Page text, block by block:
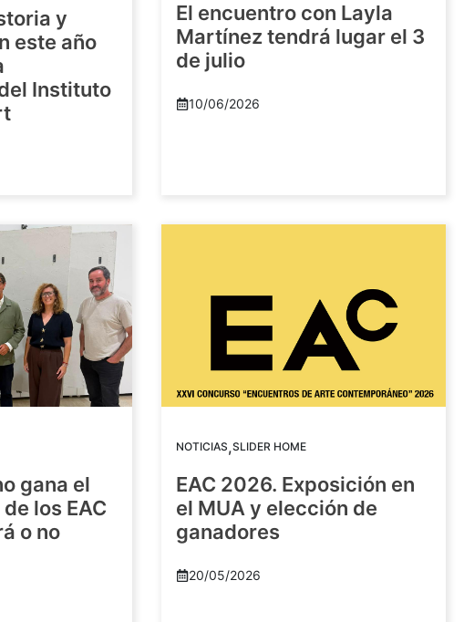
y
este año
Instituto
El encuentro con Layla
Martínez tendrá lugar el 3
de julio
10/06/2026
gana el
los EAC
o no
NOTICIAS,SLIDER HOME
EAC 2026. Exposición en
el MUA y elección de
ganadores
20/05/2026